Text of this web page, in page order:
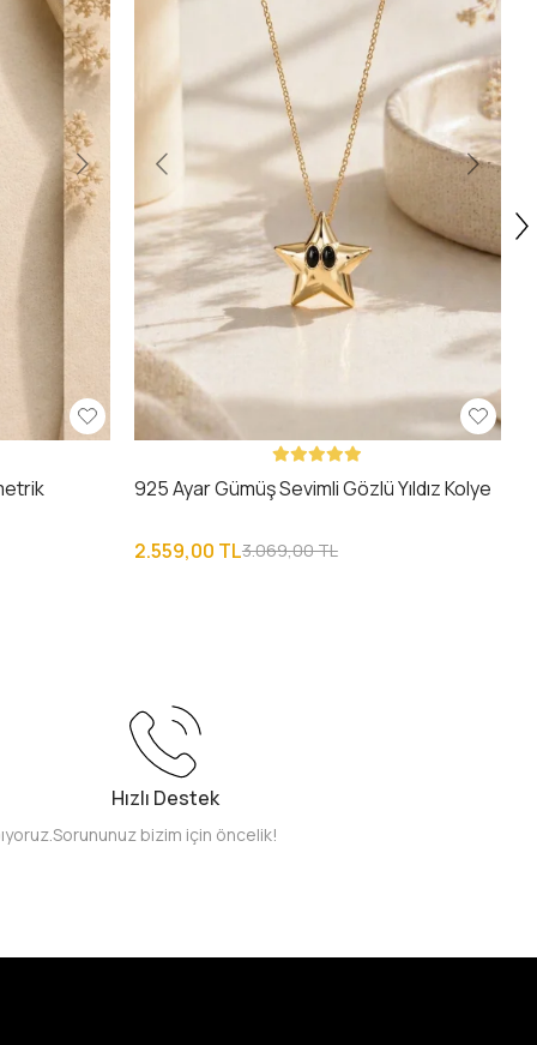
925 Ayar Gümüş Sevimli Gözlü Yıldız Kolye
2.559,00 TL3.069,00 TL
Hızlı Destek
Sorununuz bizim için öncelik!